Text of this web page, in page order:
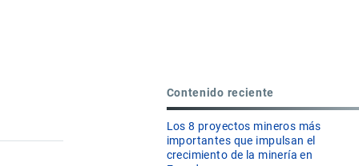
Contenido reciente
Los 8 proyectos mineros más
importantes que impulsan el
crecimiento de la minería en